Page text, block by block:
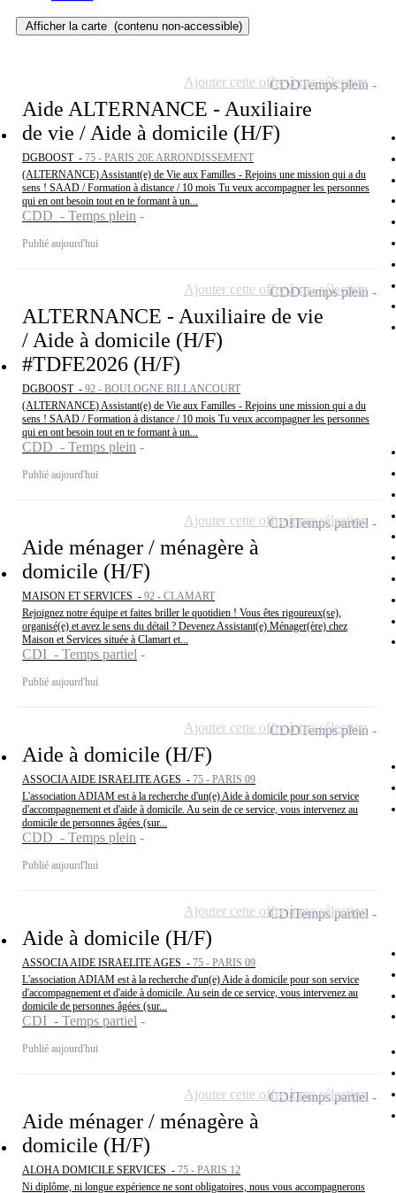
Afficher la carte (contenu non-accessible)
Aide ALTERNANCE - Auxiliaire
de vie / Aide à domicile (H/F)
DGBOOST - 75 - PARIS 20E ARRONDISSEMENT
(ALTERNANCE) Assistant(e) de Vie aux Familles - Rejoins une mission qui a du
sens ! SAAD / Formation à distance / 10 mois Tu veux accompagner les personnes
qui en ont besoin tout en te formant à un...
CDD - Temps plein
Publié aujourd'hui
CDDTemps plein
Ajouter cette offre à ma sélection
ALTERNANCE - Auxiliaire de vie
/ Aide à domicile (H/F)
#TDFE2026 (H/F)
DGBOOST - 92 - BOULOGNE BILLANCOURT
(ALTERNANCE) Assistant(e) de Vie aux Familles - Rejoins une mission qui a du
sens ! SAAD / Formation à distance / 10 mois Tu veux accompagner les personnes
qui en ont besoin tout en te formant à un...
CDD - Temps plein
Publié aujourd'hui
CDDTemps plein
Ajouter cette offre à ma sélection
Aide ménager / ménagère à
domicile (H/F)
MAISON ET SERVICES - 92 - CLAMART
Rejoignez notre équipe et faites briller le quotidien ! Vous êtes rigoureux(se),
organisé(e) et avez le sens du détail ? Devenez Assistant(e) Ménager(ère) chez
Maison et Services située à Clamart et...
CDI - Temps partiel
Publié aujourd'hui
CDITemps partiel
Ajouter cette offre à ma sélection
Aide à domicile (H/F)
ASSOCIA AIDE ISRAELITE AGES - 75 - PARIS 09
L'association ADIAM est à la recherche d'un(e) Aide à domicile pour son service
d'accompagnement et d'aide à domicile. Au sein de ce service, vous intervenez au
domicile de personnes âgées (sur...
CDD - Temps plein
Publié aujourd'hui
CDDTemps plein
Ajouter cette offre à ma sélection
Aide à domicile (H/F)
ASSOCIA AIDE ISRAELITE AGES - 75 - PARIS 09
L'association ADIAM est à la recherche d'un(e) Aide à domicile pour son service
d'accompagnement et d'aide à domicile. Au sein de ce service, vous intervenez au
domicile de personnes âgées (sur...
CDI - Temps partiel
Publié aujourd'hui
CDITemps partiel
Ajouter cette offre à ma sélection
Aide ménager / ménagère à
domicile (H/F)
ALOHA DOMICILE SERVICES - 75 - PARIS 12
Ni diplôme, ni longue expérience ne sont obligatoires, nous vous accompagnerons
CDITemps partiel
Ajouter cette offre à ma sélection